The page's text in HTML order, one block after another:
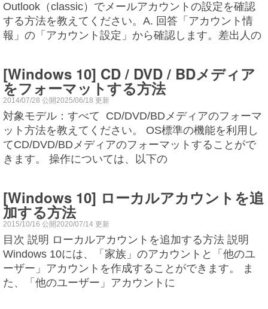
Outlook（classic）でメールアカウントの設定を確認
する方法を教えてください。A. 回答「アカウント情
報」の「アカウント設定」から確認します。差出人の
[Windows 10] CD / DVD / BDメディア
をフォーマットする方法
2014/07/28 公開2025/06/18 更新
対象モデル：すべて CD/DVD/BDメディアのフォーマ
ット方法を教えてください。 OS標準の機能を利用し
てCD/DVD/BDメディアのフォーマットすることがで
きます。 操作については、以下の
[Windows 10] ローカルアカウントを追
加する方法
2015/10/16 公開2020/07/14 更新
目次 説明 ローカルアカウントを追加する方法 説明
Windows 10には、「家族」のアカウントと「他のユ
ーザー」アカウントを作成することができます。 ま
た、「他のユーザー」アカウントに